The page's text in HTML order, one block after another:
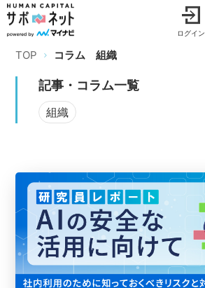
ログイン
TOP コラム組織
記事・コラム一覧
組織